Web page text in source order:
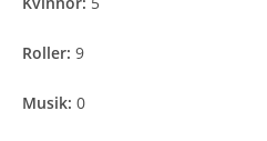
Roller: 9
Musik: 0